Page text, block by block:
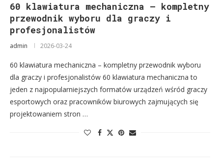
60 klawiatura mechaniczna – kompletny
przewodnik wyboru dla graczy i
profesjonalistów
admin 2026-03-24
60 klawiatura mechaniczna – kompletny przewodnik wyboru
dla graczy i profesjonalistów 60 klawiatura mechaniczna to
jeden z najpopularniejszych formatów urządzeń wśród graczy
esportowych oraz pracowników biurowych zajmujących się
projektowaniem stron …